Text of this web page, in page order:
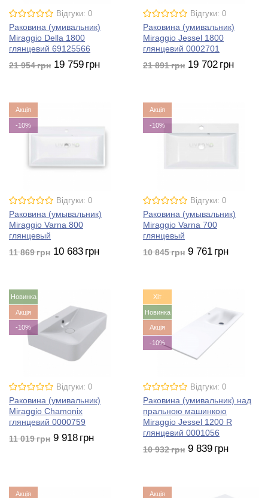
Відгуки: 0
Раковина (умивальник)
Miraggio Della 1800
глянцевий 69125566
21 954грн 19 759 грн
Відгуки: 0
Раковина (умивальник)
Miraggio Jessel 1800
глянцевий 0002701
21 891грн 19 702 грн
Акція
-10%
Відгуки: 0
Раковина (умывальник)
Miraggio Varna 800
глянцевый
11 869грн 10 683 грн
Акція
-10%
Відгуки: 0
Раковина (умывальник)
Miraggio Varna 700
глянцевый
10 845грн 9 761 грн
Новинка
Акція
-10%
Відгуки: 0
Раковина (умивальник)
Miraggio Chamonix
глянцевий 0000759
11 019грн 9 918 грн
Хіт
Новинка
Акція
-10%
Відгуки: 0
Раковина (умивальник) над
пральною машинкою
Miraggio Jessel 1200 R
глянцевий 0001056
10 932грн 9 839 грн
Акція Акція